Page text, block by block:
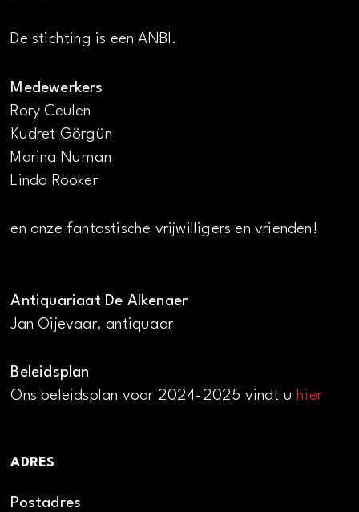
De stichting is een ANBI.
Medewerkers
Rory Ceulen
Kudret Görgün
Marina Numan
Linda Rooker
en onze fantastische vrijwilligers en vrienden!
Antiquariaat De Alkenaer
Jan Oijevaar, antiquaar
Beleidsplan
Ons beleidsplan voor 2024-2025 vindt uhier
ADRES
Postadres